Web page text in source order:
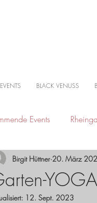
EVENTS BLACK VENUSS
Events
YOGA
Birgit Hüttner 20. März
12. Sept. 2023